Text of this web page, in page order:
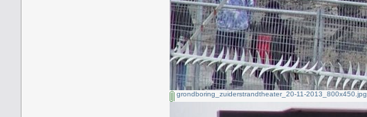
grondboring_zuiderstrandtheater_20-11-2013_800x450.jpg